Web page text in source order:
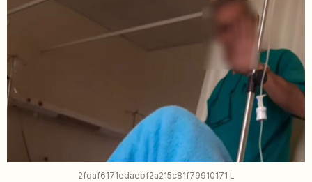
2fdaf6171edaebf2a215c81f79910171 L